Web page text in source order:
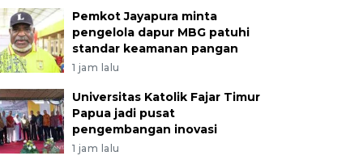
Pemkot Jayapura minta
pengelola dapur MBG patuhi
standar keamanan pangan
1 jam lalu
Universitas Katolik Fajar Timur
Papua jadi pusat
pengembangan inovasi
1 jam lalu